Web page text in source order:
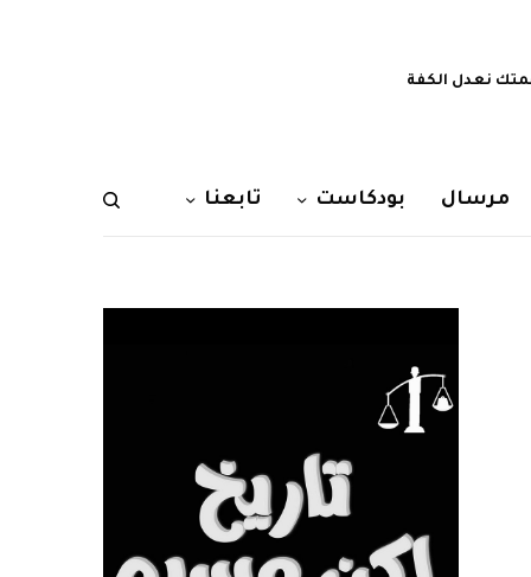
نعدل الكفة
مرسال بودكاست تابعنا